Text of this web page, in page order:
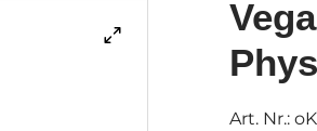
Art. Nr.: